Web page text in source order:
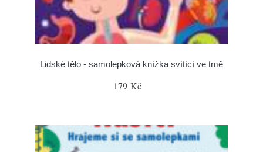
Lidské tělo - samolepková knížka svítící ve tmě
179 Kč